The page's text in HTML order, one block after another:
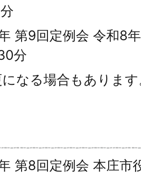
第9回定例会 令和8
分
なる場合もありま
第8回定例会 本庄市